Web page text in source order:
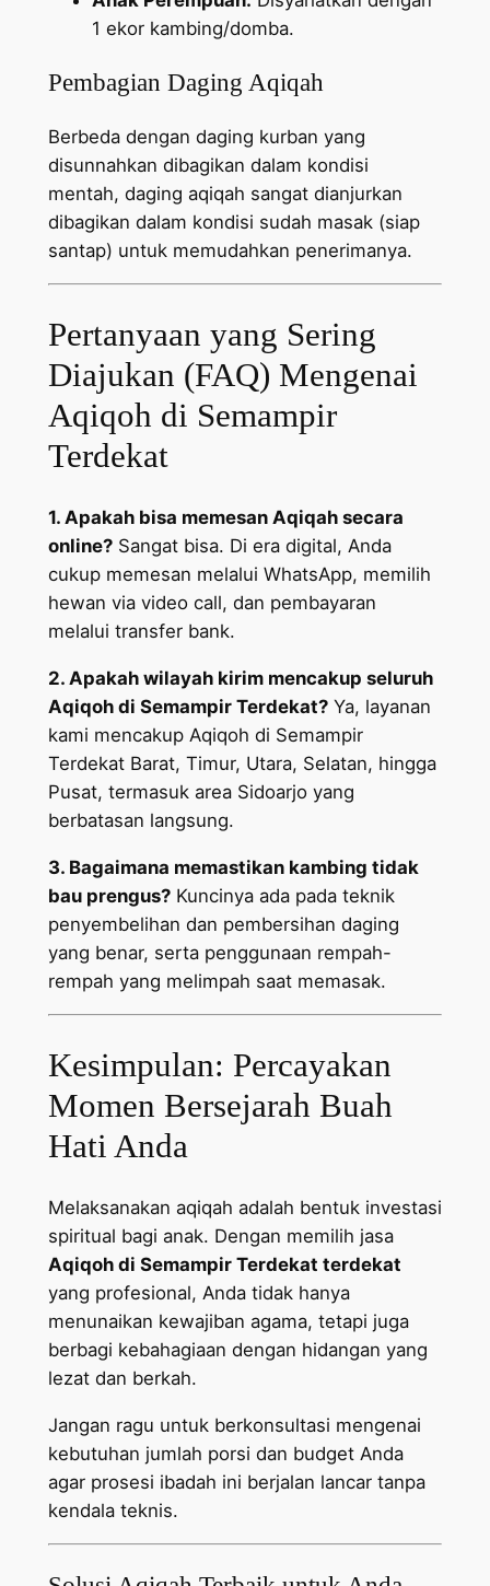
1 ekor kambing/domba.
Pembagian Daging Aqiqah
Berbeda dengan daging kurban yang
disunnahkan dibagikan dalam kondisi
mentah, daging aqiqah sangat dianjurkan
dibagikan dalam kondisi sudah masak (siap
santap) untuk memudahkan penerimanya.
Pertanyaan yang Sering
Diajukan (FAQ) Mengenai
Aqiqoh di Semampir
Terdekat
1. Apakah bisa memesan Aqiqah secara
online?Sangat bisa. Di era digital, Anda
cukup memesan melalui WhatsApp, memilih
hewan via video call, dan pembayaran
melalui transfer bank.
2. Apakah wilayah kirim mencakup seluruh
Aqiqoh di Semampir Terdekat?Ya, layanan
kami mencakup Aqiqoh di Semampir
Terdekat Barat, Timur, Utara, Selatan, hingga
Pusat, termasuk area Sidoarjo yang
berbatasan langsung.
3. Bagaimana memastikan kambing tidak
bau prengus?Kuncinya ada pada teknik
penyembelihan dan pembersihan daging
yang benar, serta penggunaan rempah-
rempah yang melimpah saat memasak.
Kesimpulan: Percayakan
Momen Bersejarah Buah
Hati Anda
Melaksanakan aqiqah adalah bentuk investasi
spiritual bagi anak. Dengan memilih jasa
Aqiqoh di Semampir Terdekat terdekat
yang profesional, Anda tidak hanya
menunaikan kewajiban agama, tetapi juga
berbagi kebahagiaan dengan hidangan yang
lezat dan berkah.
Jangan ragu untuk berkonsultasi mengenai
kebutuhan jumlah porsi dan budget Anda
agar prosesi ibadah ini berjalan lancar tanpa
kendala teknis.